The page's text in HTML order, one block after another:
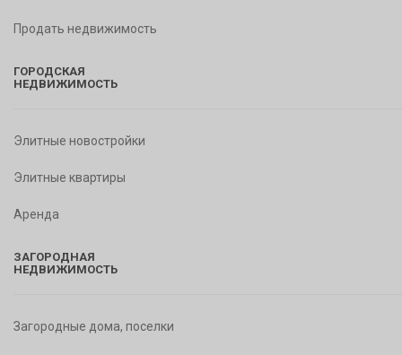
Продать недвижимость
ГОРОДСКАЯ
НЕДВИЖИМОСТЬ
Элитные новостройки
Элитные квартиры
Аренда
ЗАГОРОДНАЯ
НЕДВИЖИМОСТЬ
Загородные дома, поселки